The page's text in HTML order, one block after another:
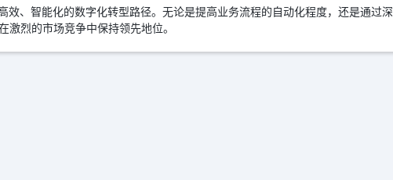
、智能化的数字化转型路径。无论是提高业务流程的自动化程度，还是通过深
烈的市场竞争中保持领先地位。